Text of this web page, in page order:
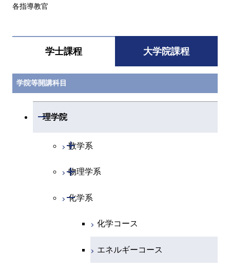
各指導教官
学士課程 大学院課程
学院等開講科目
理学院
開閉
数学系
開閉
数学コース
物理学系
開閉
化学系
開閉
化学コース
エネルギーコース